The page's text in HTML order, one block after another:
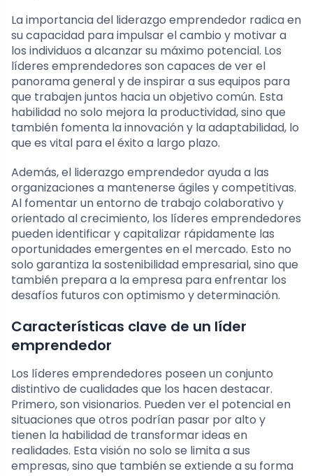
La importancia del liderazgo emprendedor radica en
su capacidad para impulsar el cambio y motivar a
los individuos a alcanzar su máximo potencial. Los
líderes emprendedores son capaces de ver el
panorama general y de inspirar a sus equipos para
que trabajen juntos hacia un objetivo común. Esta
habilidad no solo mejora la productividad, sino que
también fomenta la innovación y la adaptabilidad, lo
que es vital para el éxito a largo plazo.
Además, el liderazgo emprendedor ayuda a las
organizaciones a mantenerse ágiles y competitivas.
Al fomentar un entorno de trabajo colaborativo y
orientado al crecimiento, los líderes emprendedores
pueden identificar y capitalizar rápidamente las
oportunidades emergentes en el mercado. Esto no
solo garantiza la sostenibilidad empresarial, sino que
también prepara a la empresa para enfrentar los
desafíos futuros con optimismo y determinación.
Características clave de un líder
emprendedor
Los líderes emprendedores poseen un conjunto
distintivo de cualidades que los hacen destacar.
Primero, son visionarios. Pueden ver el potencial en
situaciones que otros podrían pasar por alto y
tienen la habilidad de transformar ideas en
realidades. Esta visión no solo se limita a sus
empresas, sino que también se extiende a su forma